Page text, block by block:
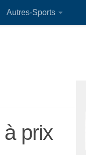
Autres-Sports
prix